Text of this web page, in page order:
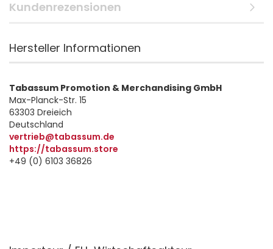
Kundenrezensionen
Hersteller Informationen
Tabassum Promotion & Merchandising GmbH
Max-Planck-Str. 15
63303 Dreieich
Deutschland
vertrieb@tabassum.de
https://tabassum.store
+49 (0) 6103 36826